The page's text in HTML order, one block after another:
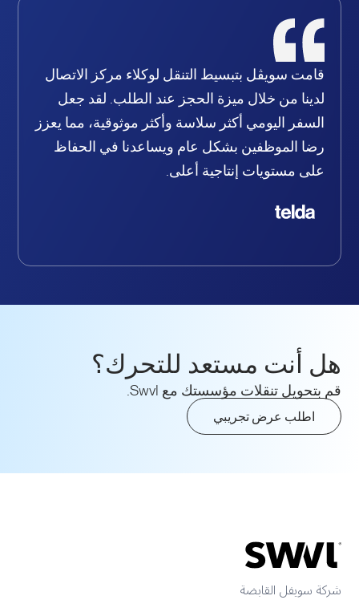
قامت سويڤل بتبسيط التنقل لوكلاء مركز الاتصال
لدينا من خلال ميزة الحجز عند الطلب. لقد جعل
السفر اليومي أكثر سلاسة وأكثر موثوقية، مما يعزز
رضا الموظفين بشكل عام ويساعدنا في الحفاظ
على مستويات إنتاجية أعلى.
هل أنت مستعد للتحرك؟
قم بتحويل تنقلات مؤسستك مع Swvl.
اطلب عرض تجريبي
شركة سويفل القابضة